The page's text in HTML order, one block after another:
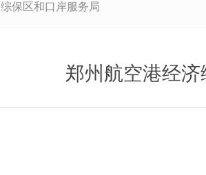
综保区和口岸服务局
郑州航空港经